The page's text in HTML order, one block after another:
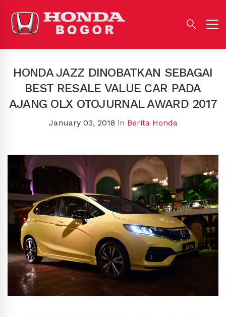
HONDA JAZZ DINOBATKAN SEBAGAI
BEST RESALE VALUE CAR PADA
AJANG OLX OTOJURNAL AWARD 2017
January 03, 2018 in Berita Honda